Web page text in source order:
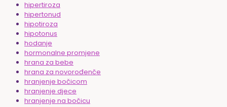
hipertiroza
hipertonud
hipotiroza
hipotonus
hodanje
hormonalne promjene
hrana za bebe
hrana za novorođenče
hranjenje bočicom
hranjenje djece
hranjenje na bočicu